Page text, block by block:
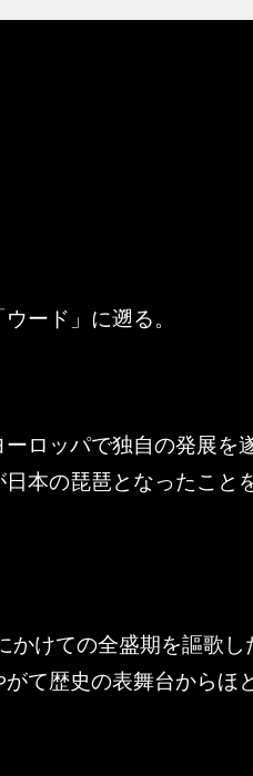
ード」に遡る。
ロッパで独自の発展を
本の琵琶となったこと
かけての全盛期を謳歌
て歴史の表舞台からほ